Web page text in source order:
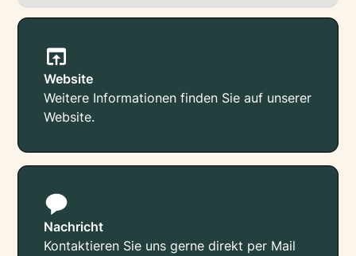
Website
Weitere Informationen finden Sie auf unserer
Website.
Nachricht
Kontaktieren Sie uns gerne direkt per Mail